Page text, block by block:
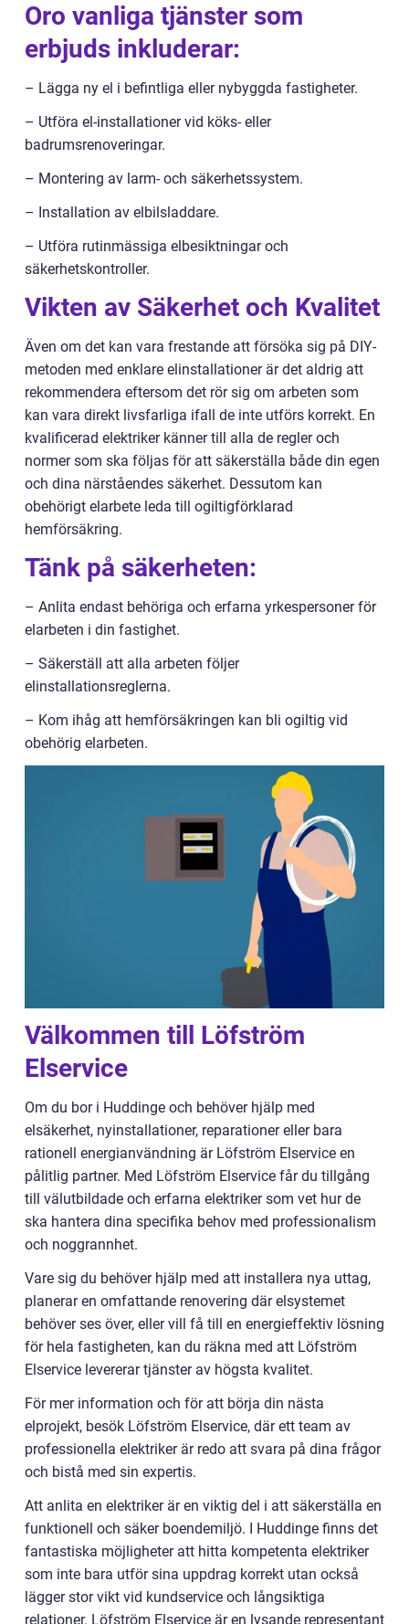
Oro vanliga tjänster som
erbjuds inkluderar:
– Lägga ny el i befintliga eller nybyggda fastigheter.
– Utföra el-installationer vid köks- eller
badrumsrenoveringar.
– Montering av larm- och säkerhetssystem.
– Installation av elbilsladdare.
– Utföra rutinmässiga elbesiktningar och
säkerhetskontroller.
Vikten av Säkerhet och Kvalitet
Även om det kan vara frestande att försöka sig på DIY-
metoden med enklare elinstallationer är det aldrig att
rekommendera eftersom det rör sig om arbeten som
kan vara direkt livsfarliga ifall de inte utförs korrekt. En
kvalificerad elektriker känner till alla de regler och
normer som ska följas för att säkerställa både din egen
och dina närståendes säkerhet. Dessutom kan
obehörigt elarbete leda till ogiltigförklarad
hemförsäkring.
Tänk på säkerheten:
– Anlita endast behöriga och erfarna yrkespersoner för
elarbeten i din fastighet.
– Säkerställ att alla arbeten följer
elinstallationsreglerna.
– Kom ihåg att hemförsäkringen kan bli ogiltig vid
obehörig elarbeten.
Välkommen till Löfström
Elservice
Om du bor i Huddinge och behöver hjälp med
elsäkerhet, nyinstallationer, reparationer eller bara
rationell energianvändning är Löfström Elservice en
pålitlig partner. Med Löfström Elservice får du tillgång
till välutbildade och erfarna elektriker som vet hur de
ska hantera dina specifika behov med professionalism
och noggrannhet.
Vare sig du behöver hjälp med att installera nya uttag,
planerar en omfattande renovering där elsystemet
behöver ses över, eller vill få till en energieffektiv lösning
för hela fastigheten, kan du räkna med att Löfström
Elservice levererar tjänster av högsta kvalitet.
För mer information och för att börja din nästa
elprojekt, besök Löfström Elservice, där ett team av
professionella elektriker är redo att svara på dina frågor
och bistå med sin expertis.
Att anlita en elektriker är en viktig del i att säkerställa en
funktionell och säker boendemiljö. I Huddinge finns det
fantastiska möjligheter att hitta kompetenta elektriker
som inte bara utför sina uppdrag korrekt utan också
lägger stor vikt vid kundservice och långsiktiga
relationer. Löfström Elservice är en lysande representant